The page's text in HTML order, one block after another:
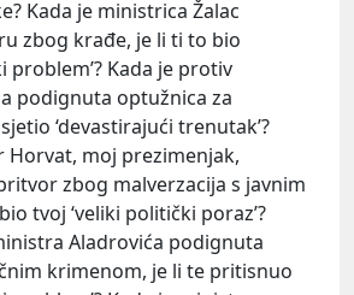
Kada je ministrica Žalac
zbog krađe, je li ti to bio
problem’? Kada je protiv
podignuta optužnica za
‘devastirajući trenutak’?
Horvat, moj prezimenjak,
zbog malverzacija s javnim
tvoj ‘veliki politički poraz’?
Aladrovića podignuta
krimenom, je li te pritisnuo